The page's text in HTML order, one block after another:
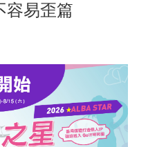
容易歪篇